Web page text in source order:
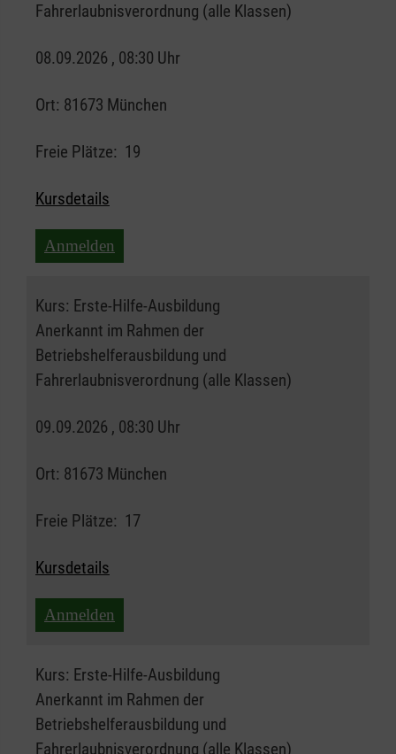
Fahrerlaubnisverordnung (alle Klassen)
08.09.2026 , 08:30 Uhr
Ort: 81673 München
Freie Plätze: 19
Kursdetails
Anmelden
Kurs: Erste-Hilfe-Ausbildung
Anerkannt im Rahmen der
Betriebshelferausbildung und
Fahrerlaubnisverordnung (alle Klassen)
09.09.2026 , 08:30 Uhr
Ort: 81673 München
Freie Plätze: 17
Kursdetails
Anmelden
Kurs: Erste-Hilfe-Ausbildung
Anerkannt im Rahmen der
Betriebshelferausbildung und
Fahrerlaubnisverordnung (alle Klassen)